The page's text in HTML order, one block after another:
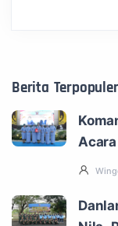
Berita Terpopuler